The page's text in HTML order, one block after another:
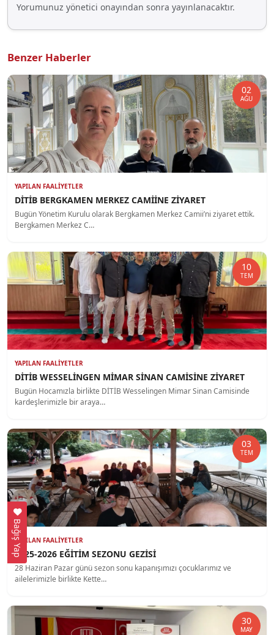
Bağış Yap
Yorumunuz yönetici onayından sonra yayınlanacaktır.
Benzer Haberler
02
AĞU
YAPILAN FAALIYETLER
DİTİB BERGKAMEN MERKEZ CAMİİNE ZİYARET
Bugün Yönetim Kurulu olarak Bergkamen Merkez Camii’ni ziyaret ettik.
Bergkamen Merkez C…
10
TEM
YAPILAN FAALIYETLER
DİTİB WESSELİNGEN MİMAR SİNAN CAMİSİNE ZİYARET
Bugün Hocamızla birlikte DİTİB Wesselingen Mimar Sinan Camisinde
kardeşlerimizle bir araya…
03
TEM
YAPILAN FAALIYETLER
2025-2026 EĞİTİM SEZONU GEZİSİ
28 Haziran Pazar günü sezon sonu kapanışımızı çocuklarımız ve
ailelerimizle birlikte Kette…
30
MAY